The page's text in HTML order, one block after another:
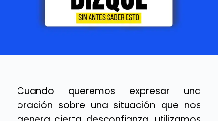
Cuando queremos expresar una
oración sobre una situación que nos